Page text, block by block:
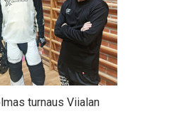
turnaus Viialan